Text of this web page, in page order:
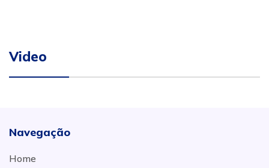
Video
Navegação
Home